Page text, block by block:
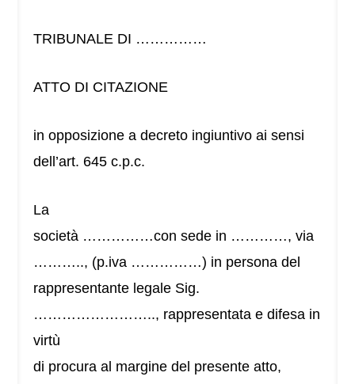
TRIBUNALE DI ……………
ATTO DI CITAZIONE
in opposizione a decreto ingiuntivo ai sensi
dell’art. 645 c.p.c.
La
società ……………con sede in …………, via
……….., (p.iva ……………) in persona del
rappresentante legale Sig.
…………………….., rappresentata e difesa in
virtù
di procura al margine del presente atto,